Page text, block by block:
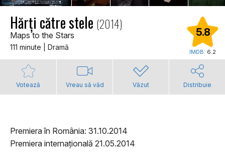
Hărți către stele (2014)
Maps to the Stars
111 minute | Dramă
5.8
IMDB: 6.2
Votează Vreau să văd Văzut Distribuie
Premiera în România: 31.10.2014
Premiera internațională 21.05.2014